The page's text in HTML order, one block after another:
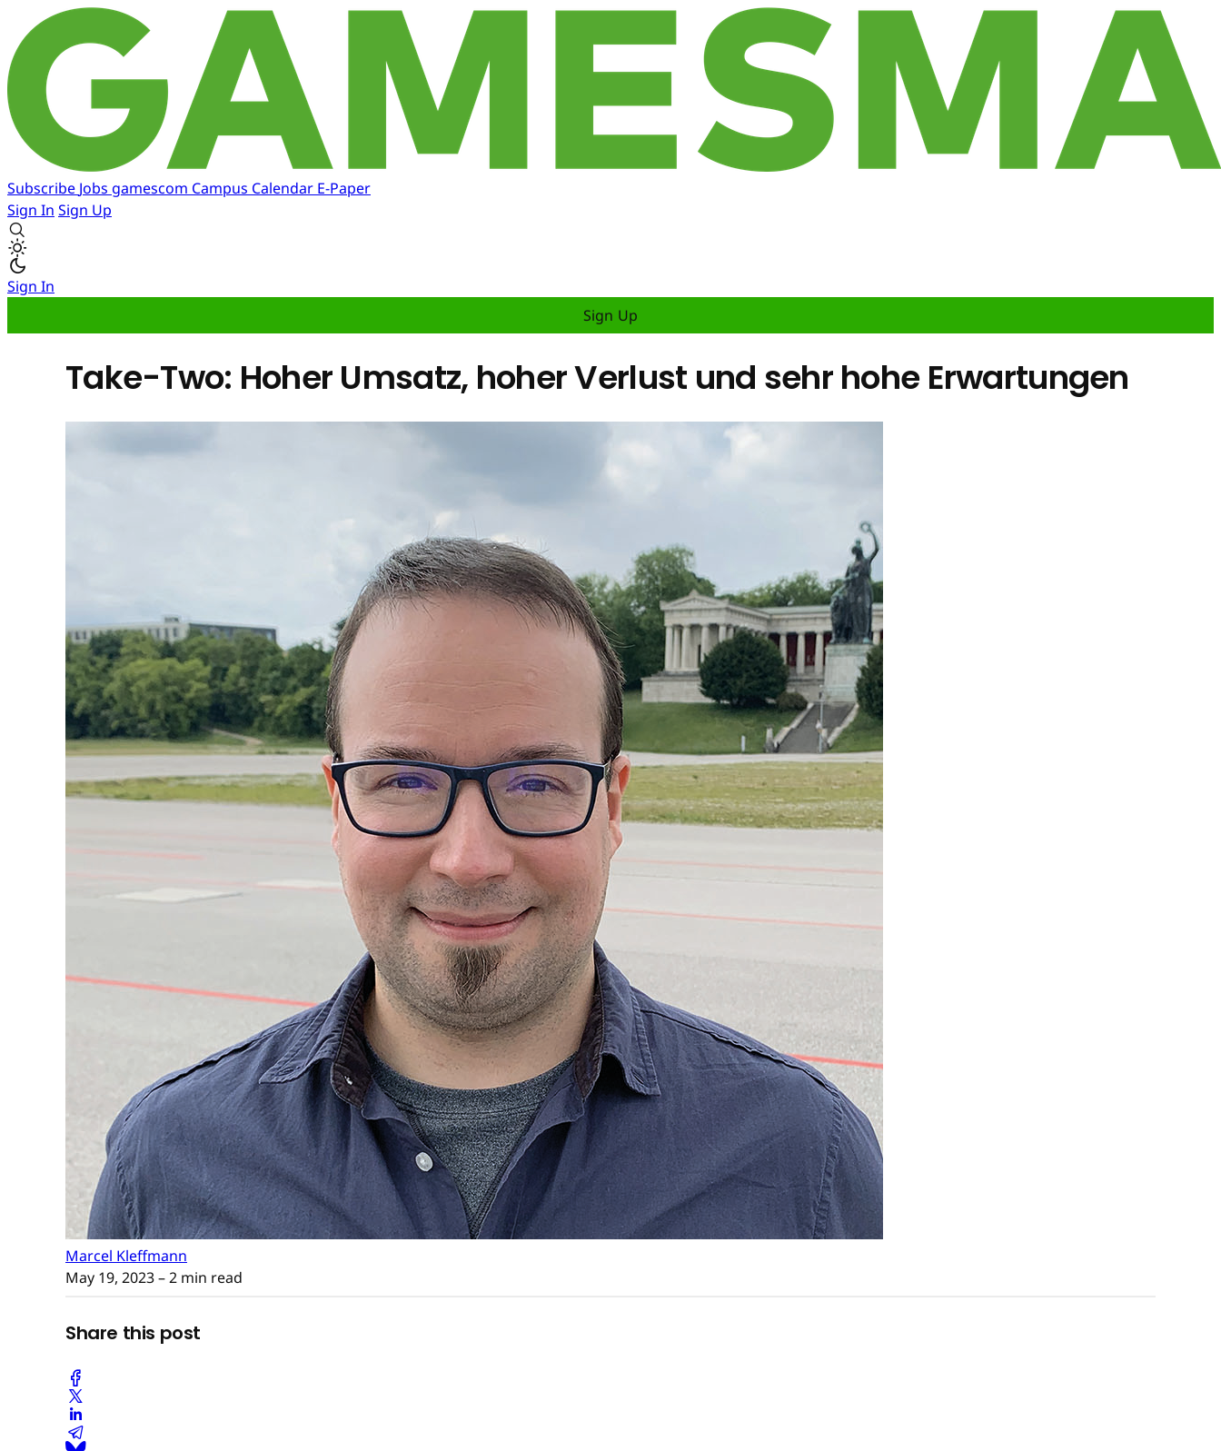
Subscribe Jobs gamescom Campus Calendar E-Paper
Sign In Sign Up
Sign In
Sign Up
Take-Two: Hoher Umsatz, hoher Verlust und sehr hohe Erwartungen
Marcel Kleffmann
May 19, 2023– 2 min read
Share this post